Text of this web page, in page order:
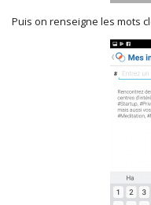
Puis on renseigne les mots